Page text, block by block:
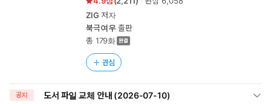
ZIG 저자
북극여우출판
총 179화
관심
공지 도서 파일 교체 안내 (2026-07-10)